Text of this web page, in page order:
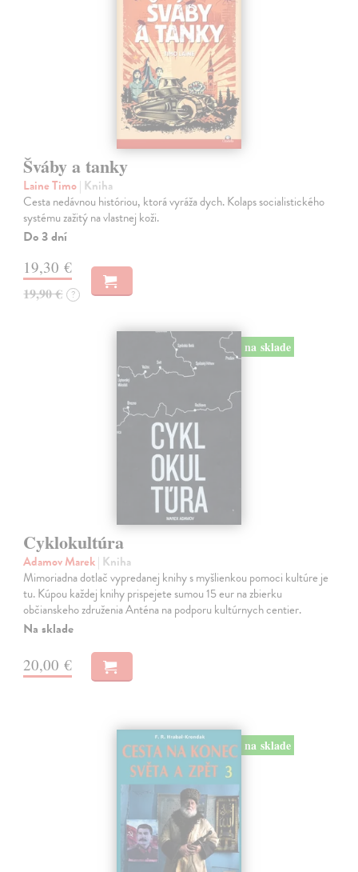
Šváby a tanky
Laine Timo| Kniha
Cesta nedávnou históriou, ktorá vyráža dych. Kolaps socialistického
systému zažitý na vlastnej koži.
Do 3 dní
19,30 €
19,90 € ?
na sklade
Cyklokultúra
Adamov Marek| Kniha
Mimoriadna dotlač vypredanej knihy s myšlienkou pomoci kultúre je
tu. Kúpou každej knihy prispejete sumou 15 eur na zbierku
občianskeho združenia Anténa na podporu kultúrnych centier.
Na sklade
20,00 €
na sklade